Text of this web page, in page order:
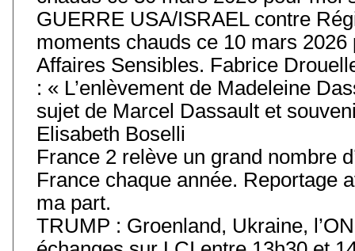
GUERRE USA/ISRAEL contre
moments chauds ce 10 mars
Affaires Sensibles. Fabrice
: « L’enlèvement de Madeleine
sujet de Marcel Dassault et
Elisabeth Boselli
France 2 relève un grand nombre
France chaque année. Reportage
ma part.
TRUMP : Groenland, Ukraine,